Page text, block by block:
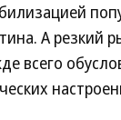
А резкий
всего